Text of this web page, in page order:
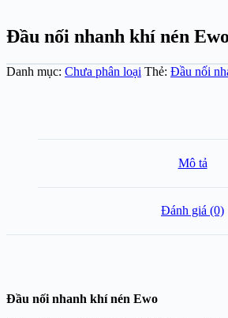
Đầu nối nhanh khí nén Ewo
Danh mục: Chưa phân loại Thẻ: Đầu nối
Mô tả
Đánh giá (0)
Đầu nối nhanh khí nén Ewo